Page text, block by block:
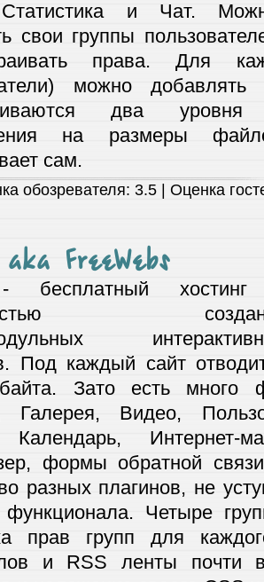
и Чат.
свои группы
права. Для
можно
два уровня
на размеры
сам.
обозревателя: 3.5 | Оценка
aka FreeWebs
Под каждый сайт
Зато есть много
Галерея, Видео,
Календарь, Интернет-
формы обратной
разных плагинов, не
Четыре
прав групп для
и RSS ленты почти